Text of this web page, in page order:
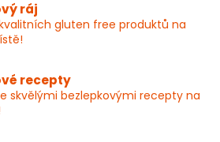
ráj
kvalitních gluten free produktů na
recepty
skvělými bezlepkovými recepty na